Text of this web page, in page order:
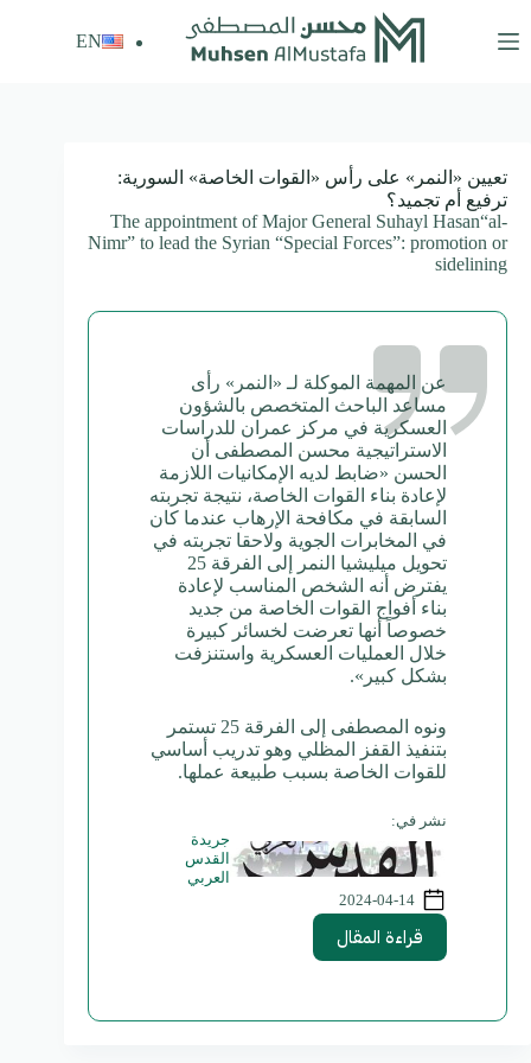
إلى
المحتوى
EN
تعيين «النمر» على رأس «القوات الخاصة» السورية:
ترفيع أم تجميد؟
The appointment of Major General Suhayl Hasan“al-
Nimr” to lead the Syrian “Special Forces”: promotion or
sidelining
عن المهمة الموكلة لـ «النمر» رأى
مساعد الباحث المتخصص بالشؤون
العسكرية في مركز عمران للدراسات
الاستراتيجية محسن المصطفى أن
الحسن «ضابط لديه الإمكانيات اللازمة
لإعادة بناء القوات الخاصة، نتيجة تجربته
السابقة في مكافحة الإرهاب عندما كان
في المخابرات الجوية ولاحقا تجربته في
تحويل ميليشيا النمر إلى الفرقة 25
يفترض أنه الشخص المناسب لإعادة
بناء أفواج القوات الخاصة من جديد
خصوصاً أنها تعرضت لخسائر كبيرة
خلال العمليات العسكرية واستنزفت
بشكل كبير».
ونوه المصطفى إلى الفرقة 25 تستمر
بتنفيذ القفز المظلي وهو تدريب أساسي
للقوات الخاصة بسبب طبيعة عملها.
نشر في:
جريدة
القدس
العربي
2024-04-14
قراءة المقال